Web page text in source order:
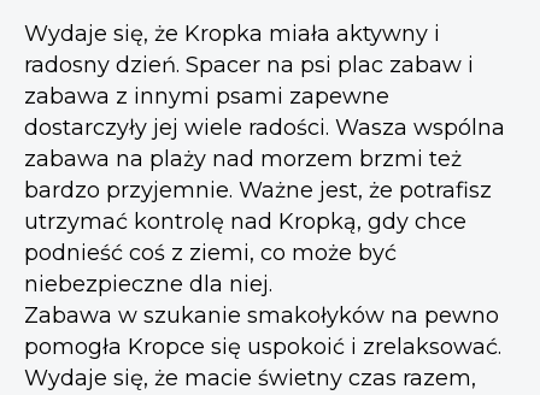
Wydaje się, że Kropka miała aktywny i
radosny dzień. Spacer na psi plac zabaw i
zabawa z innymi psami zapewne
dostarczyły jej wiele radości. Wasza wspólna
zabawa na plaży nad morzem brzmi też
bardzo przyjemnie. Ważne jest, że potrafisz
utrzymać kontrolę nad Kropką, gdy chce
podnieść coś z ziemi, co może być
niebezpieczne dla niej.
Zabawa w szukanie smakołyków na pewno
pomogła Kropce się uspokoić i zrelaksować.
Wydaje się, że macie świetny czas razem,